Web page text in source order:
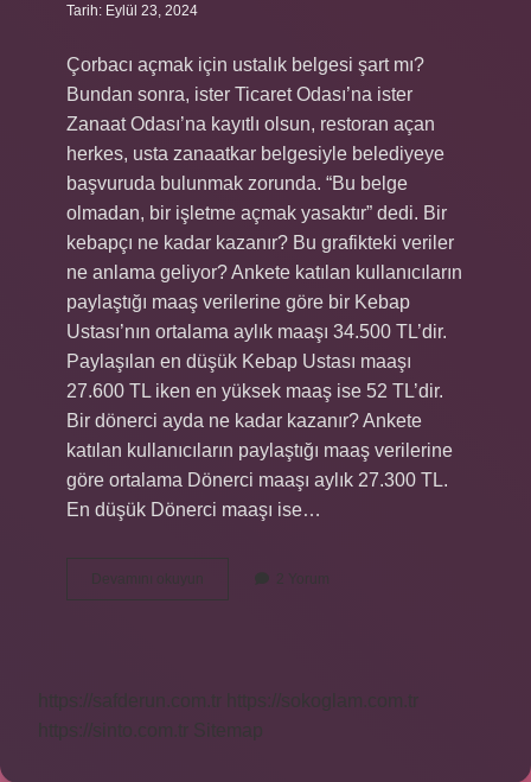
Tarih: Eylül 23, 2024
Çorbacı açmak için ustalık belgesi şart mı?
Bundan sonra, ister Ticaret Odası’na ister
Zanaat Odası’na kayıtlı olsun, restoran açan
herkes, usta zanaatkar belgesiyle belediyeye
başvuruda bulunmak zorunda. “Bu belge
olmadan, bir işletme açmak yasaktır” dedi. Bir
kebapçı ne kadar kazanır? Bu grafikteki veriler
ne anlama geliyor? Ankete katılan kullanıcıların
paylaştığı maaş verilerine göre bir Kebap
Ustası’nın ortalama aylık maaşı 34.500 TL’dir.
Paylaşılan en düşük Kebap Ustası maaşı
27.600 TL iken en yüksek maaş ise 52 TL’dir.
Bir dönerci ayda ne kadar kazanır? Ankete
katılan kullanıcıların paylaştığı maaş verilerine
göre ortalama Dönerci maaşı aylık 27.300 TL.
En düşük Dönerci maaşı ise…
Devamını okuyun
Ne
2 Yorum
https://safderun.com.tr
https://sokoglam.com.tr
https://sinto.com.tr Sitemap